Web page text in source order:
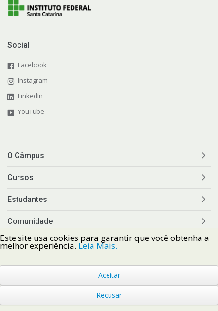
Social
Facebook
Instagram
LinkedIn
YouTube
O Câmpus
Cursos
Estudantes
Comunidade
Comunicação
Este site usa cookies para garantir que você obtenha a
melhor experiência. Leia Mais.
Aceitar
Recusar